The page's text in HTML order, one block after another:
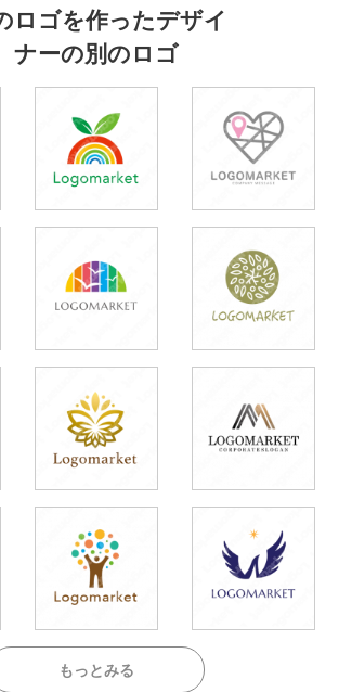
ロゴを作ったデザイ
ナーの別のロゴ
もっとみる